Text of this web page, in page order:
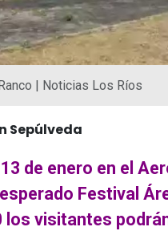
| Noticias Los Ríos
Sepúlveda
de enero en el
Festival
los visitantes